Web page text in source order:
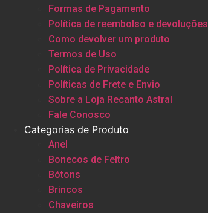
Formas de Pagamento
Política de reembolso e devoluções
Como devolver um produto
Termos de Uso
Política de Privacidade
Políticas de Frete e Envio
Sobre a Loja Recanto Astral
Fale Conosco
Categorias de Produto
Anel
Bonecos de Feltro
Bótons
Brincos
Chaveiros